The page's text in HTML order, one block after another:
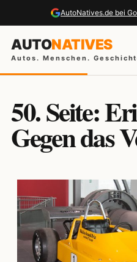
AutoNatives.de bei
AUTONATIVES
Autos. Menschen.
50. Seite:
Gegen das